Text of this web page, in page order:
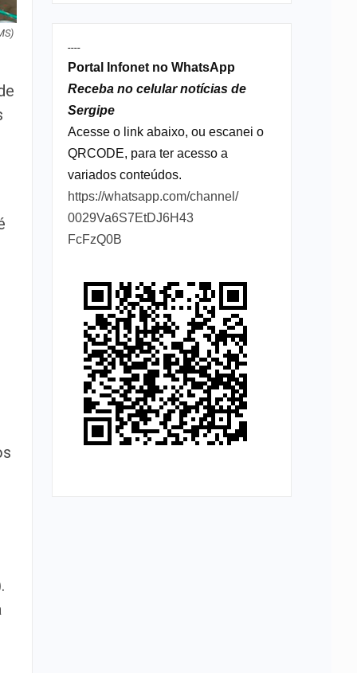
----
Portal Infonet no WhatsApp
Receba no celular notícias de
Sergipe
Acesse o link abaixo, ou escanei o
QRCODE, para ter acesso a
variados conteúdos.
https://whatsapp.com/channel/
0029Va6S7EtDJ6H43
FcFzQ0B